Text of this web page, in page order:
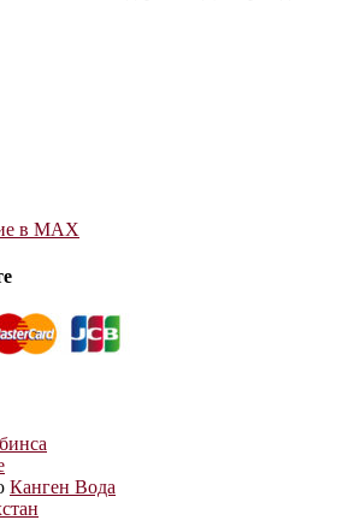
в MAX
Канген Вода